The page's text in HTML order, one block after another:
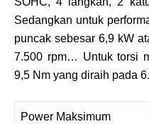
Sedangkan untuk
puncak sebesar 6,9 kW
7.500 rpm… Untuk torsi
9,5 Nm yang diraih pada
Power Maksimum